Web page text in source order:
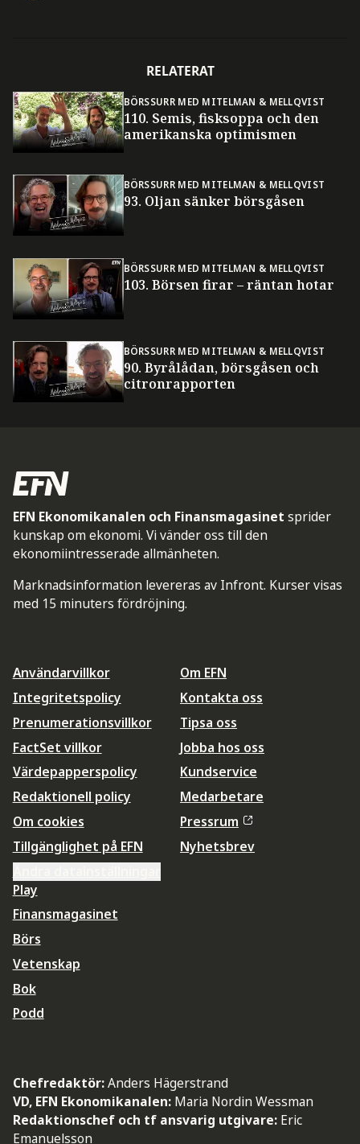
RELATERAT
BÖRSSURR MED MITELMAN & MELLQVIST
110. Semis, fisksoppa och den
amerikanska optimismen
BÖRSSURR MED MITELMAN & MELLQVIST
93. Oljan sänker börsgåsen
BÖRSSURR MED MITELMAN & MELLQVIST
103. Börsen firar – räntan hotar
BÖRSSURR MED MITELMAN & MELLQVIST
90. Byrålådan, börsgåsen och
citronrapporten
EFN Ekonomikanalen och Finansmagasinet sprider
kunskap om ekonomi. Vi vänder oss till den
ekonomiintresserade allmänheten.
Marknadsinformation levereras av Infront. Kurser visas
med 15 minuters fördröjning.
Användarvillkor
Integritetspolicy
Prenumerationsvillkor
FactSet villkor
Värdepapperspolicy
Redaktionell policy
Om cookies
Tillgänglighet på EFN
Om EFN
Kontakta oss
Tipsa oss
Jobba hos oss
Kundservice
Medarbetare
Pressrum
Nyhetsbrev
Play
Finansmagasinet
Börs
Vetenskap
Bok
Podd
Chefredaktör:Anders Hägerstrand
VD, EFN Ekonomikanalen: Maria Nordin Wessman
Redaktionschef och tf ansvarig utgivare: Eric
Emanuelsson